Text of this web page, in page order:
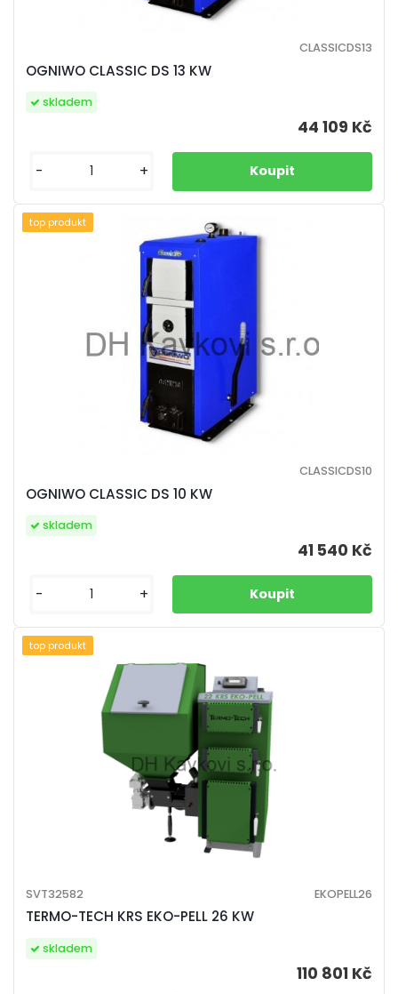
OGNIWO CLASSIC DS 13 KW
CLASSICDS13
44 109 Kč
skladem
- +
OGNIWO CLASSIC DS 10 KW
CLASSICDS10
41 540 Kč
skladem
- +
top produkt
TERMO-TECH KRS EKO-PELL 26 KW
SVT32582 EKOPELL26
110 801 Kč
skladem
top produkt